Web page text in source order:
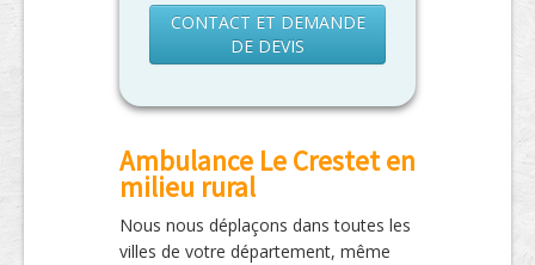
CONTACT ET DEMANDE
DE DEVIS
Ambulance Le Crestet en
milieu rural
Nous nous déplaçons dans toutes les
villes de votre département, même